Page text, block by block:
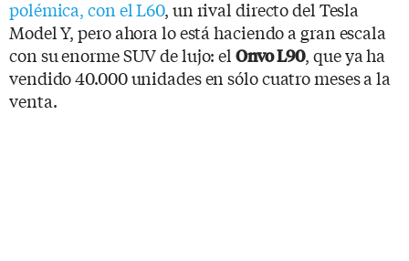
polémica, con el L60, un rival directo del Tesla
Model Y, pero ahora lo está haciendo a gran escala
con su enorme SUV de lujo: el Onvo L90, que ya ha
vendido 40.000 unidades en sólo cuatro meses a la
venta.